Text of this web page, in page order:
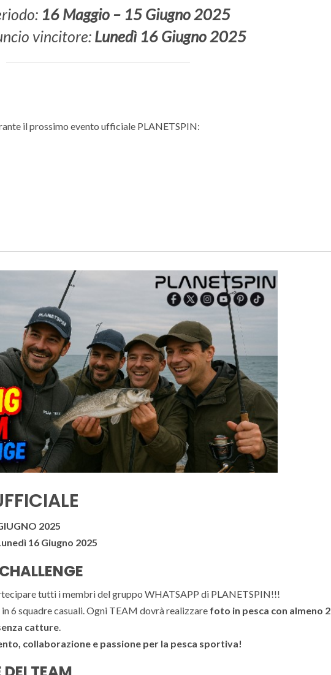
16 Maggio – 15 Giugno 2025
vincitore: Lunedì 16 Giugno 2025
il prossimo evento ufficiale PLANETSPIN:
2025
16 Giugno 2025
tutti i membri del gruppo WHATSAPP di PLANETSPIN!!!
6 squadre casuali. Ogni TEAM dovrà realizzare foto in pesca con almeno 2
catture
collaborazione e passione per la pesca sportiva!